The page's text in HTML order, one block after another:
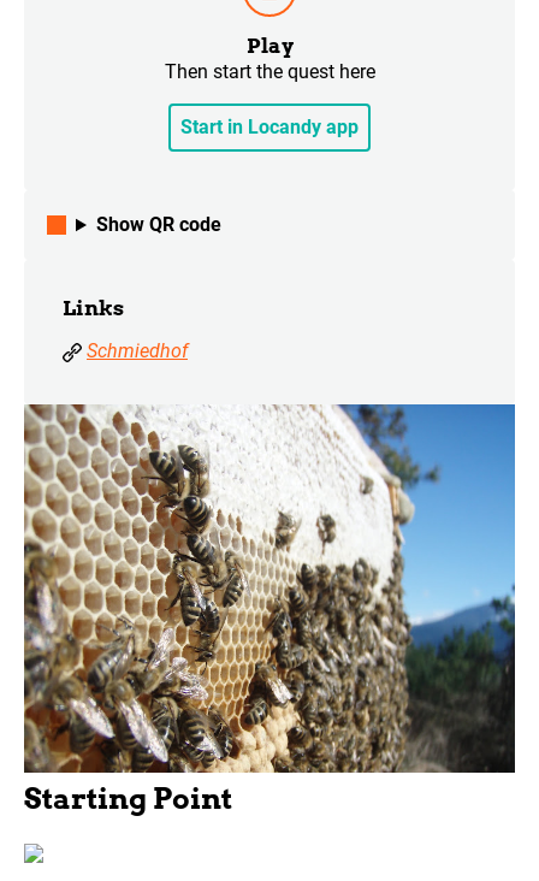
Play
Then start the quest here
Start in Locandy app
Show QR code
Links
Schmiedhof
Starting Point